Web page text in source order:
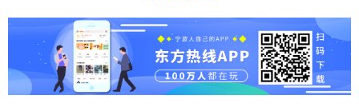
· “十四夜，吃羹”是三门的核心习俗。糟羹分为咸羹和
甜羹：
咸羹：用米粉、薯粉等调成糊状，加入猪肉、冬笋、
香菇、豆干、虾皮、牡蛎等十多种食材，味道鲜美。